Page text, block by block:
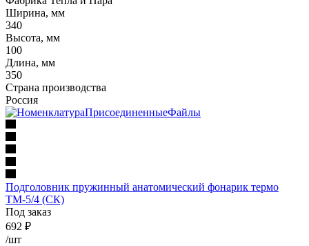
Ширина, мм
340
Высота, мм
100
Длина, мм
350
Страна производства
Россия
Подголовник пружинный анатомический фонарик термо
ТМ-5/4 (СК)
Под заказ
692 ₽
/шт